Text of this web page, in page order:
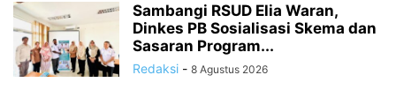
Sambangi RSUD Elia Waran,
Dinkes PB Sosialisasi Skema dan
Sasaran Program...
Redaksi - 8 Agustus 2026